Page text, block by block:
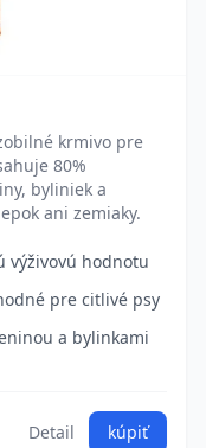
krmivo pre
80%
byliniek a
ani zemiaky.
výživovú hodnotu
pre citlivé psy
a bylinkami
Detail kúpiť